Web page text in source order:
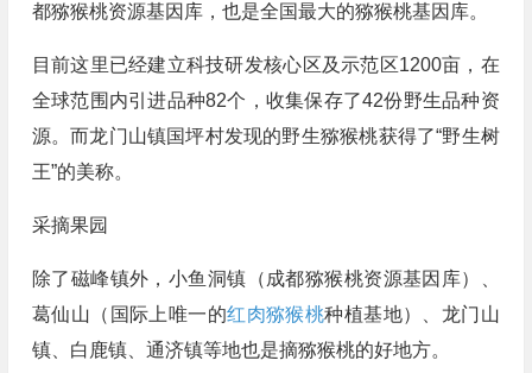
都猕猴桃资源基因库，也是全国最大的猕猴桃基因库。
目前这里已经建立科技研发核心区及示范区1200亩，在
全球范围内引进品种82个，收集保存了42份野生品种资
源。而龙门山镇国坪村发现的野生猕猴桃获得了“野生树
王”的美称。
采摘果园
除了磁峰镇外，小鱼洞镇（成都猕猴桃资源基因库）、
葛仙山（国际上唯一的红肉猕猴桃种植基地）、龙门山
镇、白鹿镇、通济镇等地也是摘猕猴桃的好地方。